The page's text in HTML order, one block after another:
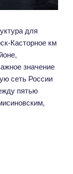
для
Касторное км
значение
сеть России
пятью